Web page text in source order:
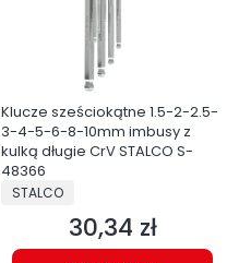
Klucze sześciokątne 1.5-2-2.5-
3-4-5-6-8-10mm imbusy z
kulką długie CrV STALCO S-
48366
PRODUCENT
STALCO
Cena
30,34 zł